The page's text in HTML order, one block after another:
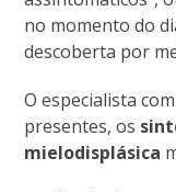
no momento do
descoberta por
O especialista
presentes, os
mielodisplásica